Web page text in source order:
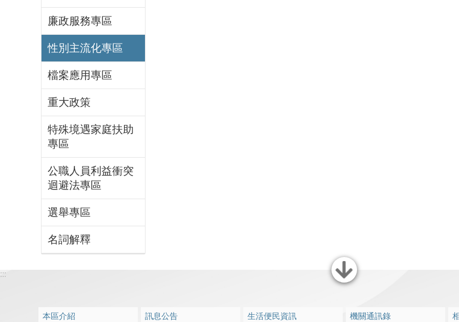
廉政服務專區
性別主流化專區
檔案應用專區
重大政策
特殊境遇家庭扶助
專區
公職人員利益衝突
迴避法專區
選舉專區
名詞解釋
關閉
:::
本區介紹 訊息公告 生活便民資訊 機關通訊錄